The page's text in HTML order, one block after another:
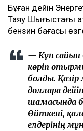
Бұған дейін
Таяу Шығыстағы
бензин бағасы
— Күн сайын
көріп
болды. Қазір
долларға
шамасында
Өйткені,
елдерінің